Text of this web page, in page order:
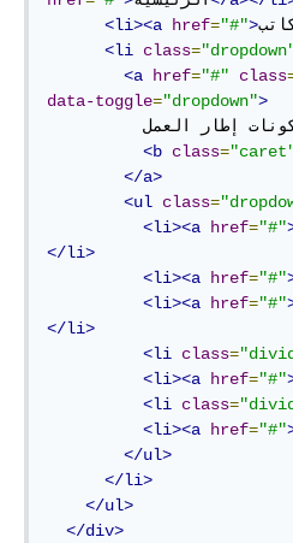
<li><a href="#">
<li class=
<a href="#" class
data-toggle="dropdown">
<b class=
</a>
<ul class=
<li><a href="#"
</li>
<li><a href="#"
<li><a href="#"
</li>
<li class=
<li><a href="#"
<li class=
<li><a href="#"
</ul>
</li>
</ul>
</div>